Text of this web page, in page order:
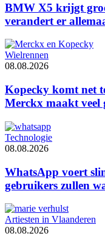
BMW X5 krijgt
verandert er
Wielrennen
08.08.2026
Kopecky komt net
Merckx maakt veel
Technologie
08.08.2026
WhatsApp voert
gebruikers zullen
Artiesten in Vlaanderen
08.08.2026